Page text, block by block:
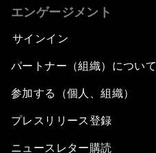
エンゲージメント
サインイン
パートナー（組織）について
参加する（個人、組織）
プレスリリース登録
ニュースレター購読